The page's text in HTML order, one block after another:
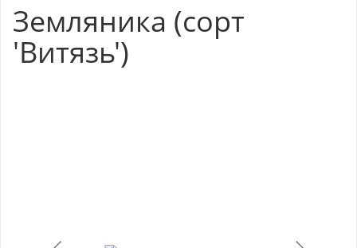
Земляника (сорт
'Витязь')